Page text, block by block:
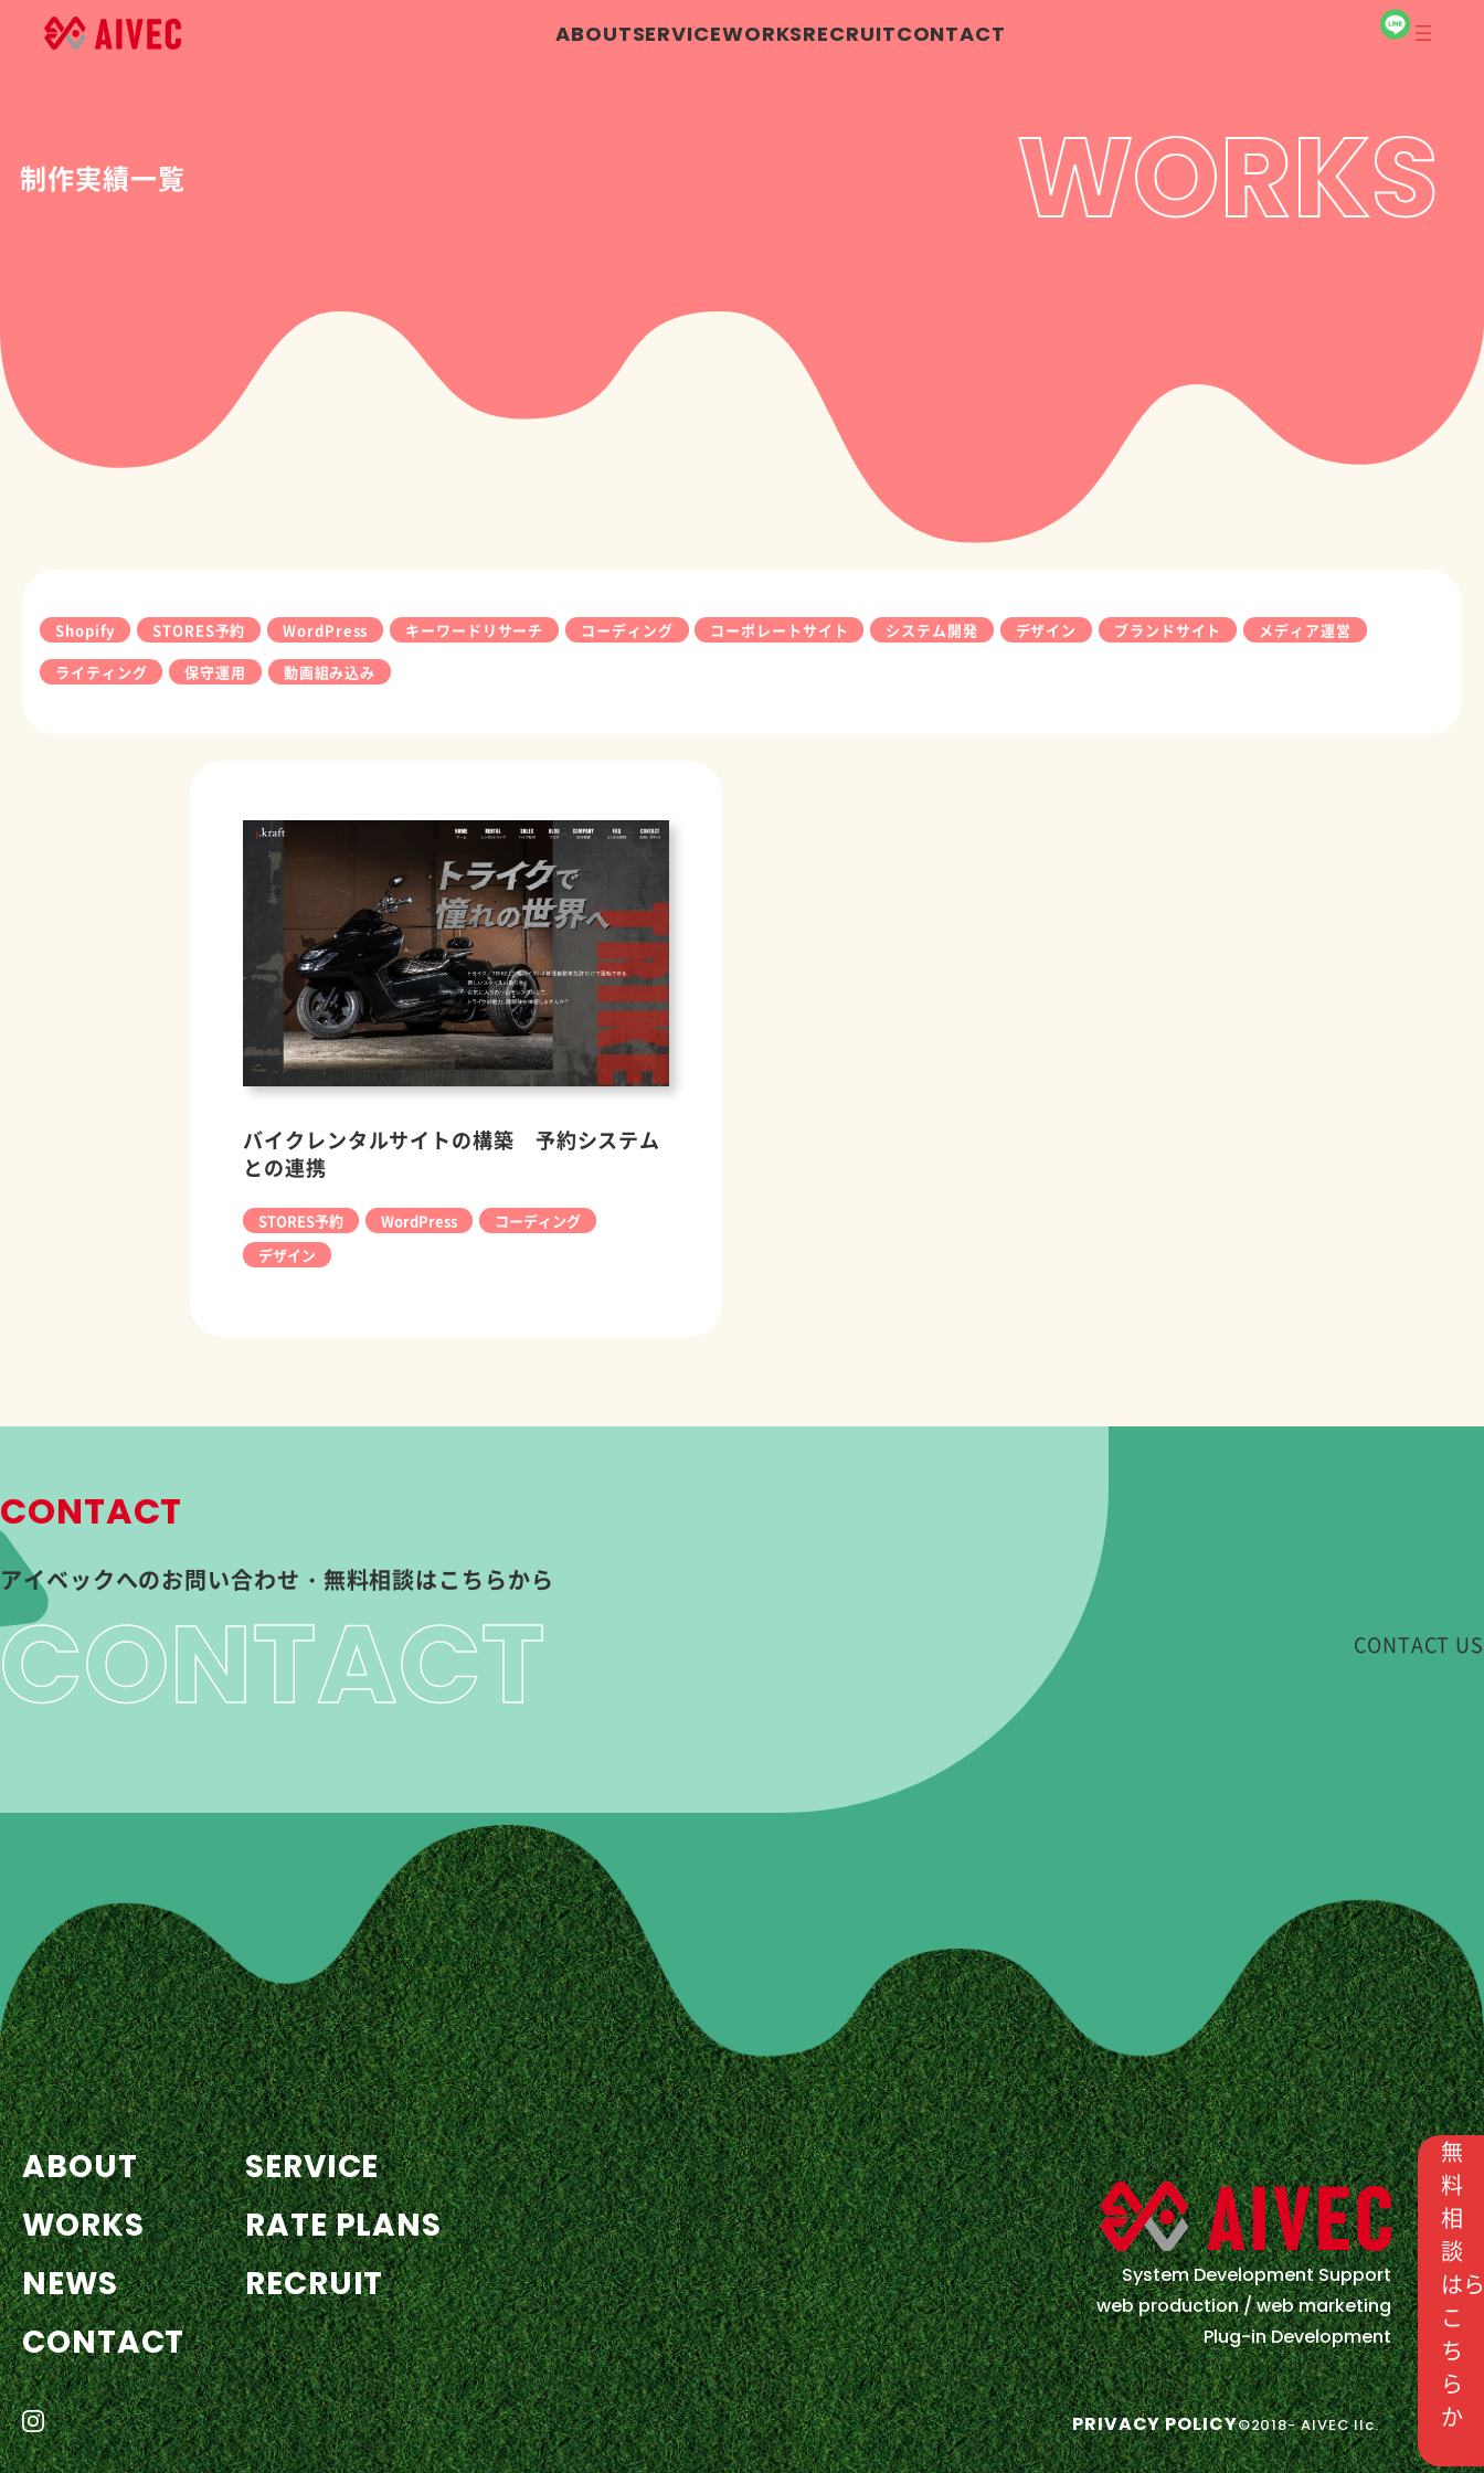
ABOUTSERVICEWORKSRECRUITCONTACT
無
料
相
談
こ
ち
ら
か
制作実績一覧 WORKS
Shopify STORES予約 WordPress キーワードリサーチ コーディング コーポレートサイト システム開発 デザイン ブランドサイト メディア運営
ライティング 保守運用 動画組み込み
バイクレンタルサイトの構築 予約システム
との連携
STORES予約 WordPress
コーディング
デザイン
CONTACT
アイベックへのお問い合わせ・無料相談はこちらから
CONTACT CONTACT US
ABOUT
SERVICE
WORKS
RATE PLANS
NEWS
RECRUIT
CONTACT
System Development Support
web production / web marketing
Plug-in Development
PRIVACY POLICY©2018- AIVEC llc.